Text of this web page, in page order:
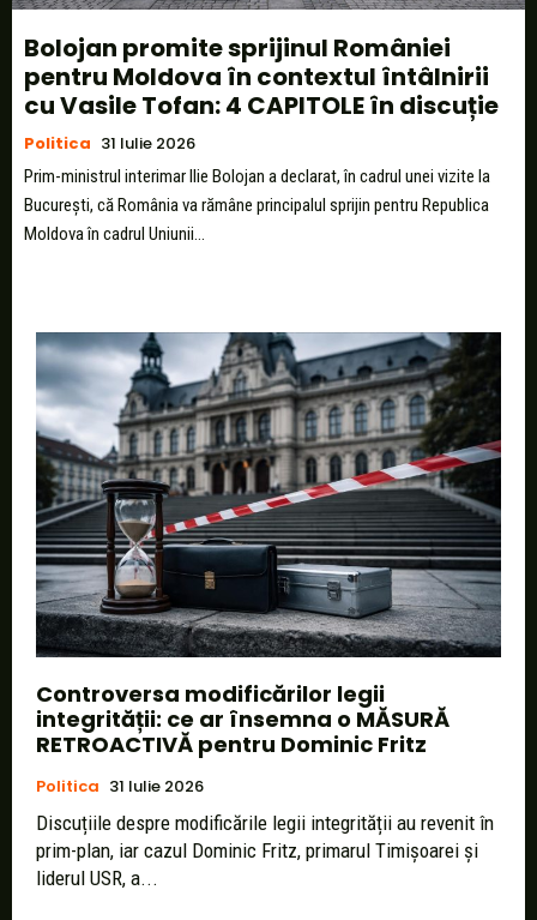
Bolojan promite sprijinul României
pentru Moldova în contextul întâlnirii
cu Vasile Tofan: 4 CAPITOLE în discuție
Politica 31 Iulie 2026
Prim-ministrul interimar Ilie Bolojan a declarat, în cadrul unei vizite la
București, că România va rămâne principalul sprijin pentru Republica
Moldova în cadrul Uniunii...
Controversa modificărilor legii
integrității: ce ar însemna o MĂSURĂ
RETROACTIVĂ pentru Dominic Fritz
Politica 31 Iulie 2026
Discuțiile despre modificările legii integrității au revenit în
prim-plan, iar cazul Dominic Fritz, primarul Timișoarei și
liderul USR, a...